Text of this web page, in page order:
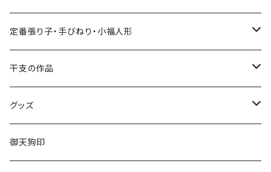
張り子
手びねり人形
グッズ
定番張り子・手びねり・小福人形
張り子
手びねり人形・小福人形
干支の作品
張り子
手びねり人形
グッズ
キーホルダー
御天狗印